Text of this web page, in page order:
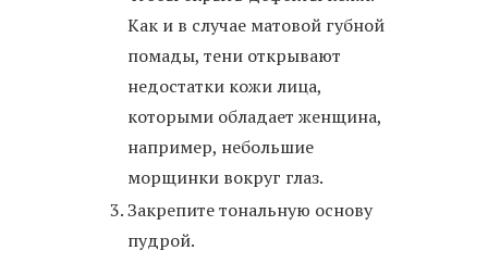
Как и в случае матовой губной
помады, тени открывают
недостатки кожи лица,
которыми обладает женщина,
например, небольшие
морщинки вокруг глаз.
Закрепите тональную основу
пудрой.